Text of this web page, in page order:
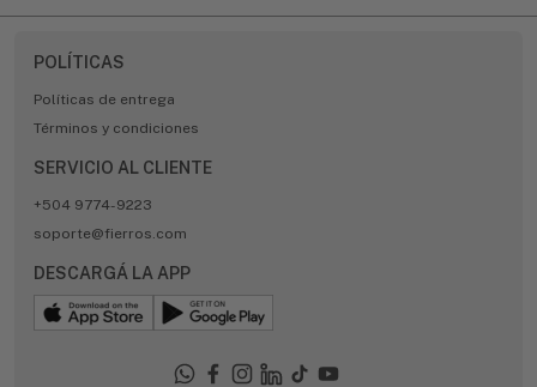
POLÍTICAS
Políticas de entrega
Términos y condiciones
SERVICIO AL CLIENTE
+504 9774-9223
soporte@fierros.com
DESCARGÁ LA APP